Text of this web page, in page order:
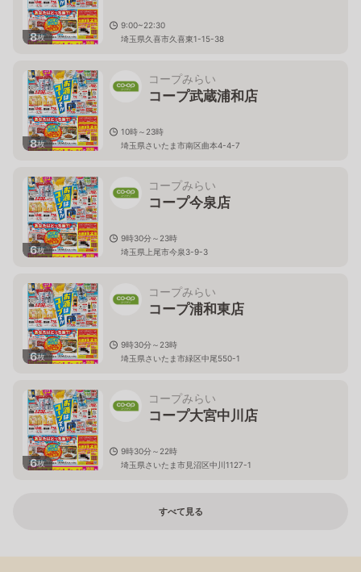
8枚
9:00~22:30
埼玉県久喜市久喜東1-15-38
8枚
コープみらい
コープ武蔵浦和店
10時～23時
埼玉県さいたま市南区曲本4-4-7
6枚
コープみらい
コープ今泉店
9時30分～23時
埼玉県上尾市今泉3-9-3
6枚
コープみらい
コープ浦和東店
9時30分～23時
埼玉県さいたま市緑区中尾550-1
6枚
コープみらい
コープ大宮中川店
9時30分～22時
埼玉県さいたま市見沼区中川1127-1
すべて見る